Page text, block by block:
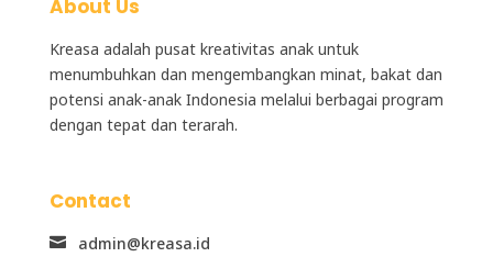
About Us
Kreasa adalah pusat kreativitas anakuntuk
menumbuhkan dan mengembangkan minat, bakat dan
potensi anak-anak Indonesia melalui berbagai program
dengan tepat dan terarah.
Contact
 admin@kreasa.id